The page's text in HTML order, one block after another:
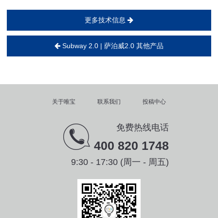
更多技术信息
Subway 2.0 | 萨泊威2.0 其他产品
关于唯宝 联系我们 投稿中心
免费热线电话
400 820 1748
9:30 - 17:30 (周一 - 周五)